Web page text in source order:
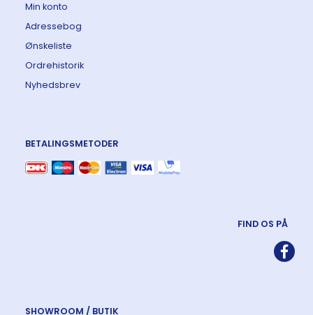
Min konto
Adressebog
Ønskeliste
Ordrehistorik
Nyhedsbrev
BETALINGSMETODER
FIND OS PÅ
SHOWROOM / BUTIK